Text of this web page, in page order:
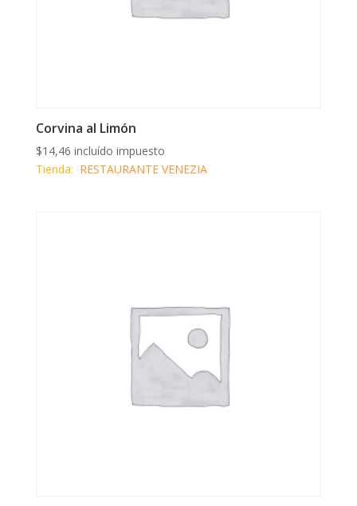
Corvina al Limón
$14,46 incluído impuesto
Tienda: RESTAURANTE VENEZIA